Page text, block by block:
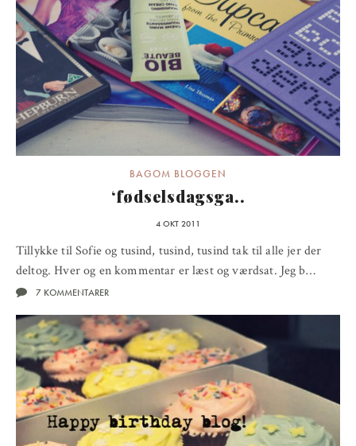
BAGOM BLOGGEN
‘fødselsdagsga..
4 OKT 2011
Tillykke til Sofie og tusind, tusind, tusind tak til alle jer der
deltog. Hver og en kommentar er læst og værdsat. Jeg b…
7 KOMMENTARER